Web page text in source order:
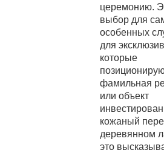
церемонию.
выбор для
особенных
для
которые
фамильная
или объект
кожаный
деревянном
это